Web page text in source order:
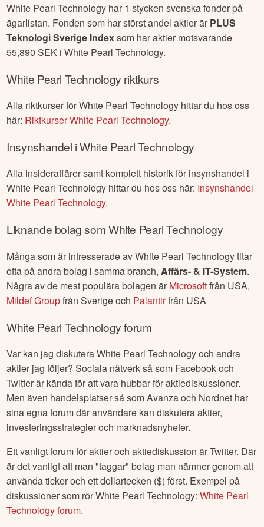
White Pearl Technology har 1 stycken svenska fonder på
ägarlistan. Fonden som har störst andel aktier är PLUS
Teknologi Sverige Indexsom har aktier motsvarande
55,890 SEK iWhite Pearl Technology.
White Pearl Technology riktkurs
Alla riktkurser förWhite Pearl Technology hittar du hos oss
här: RiktkurserWhite Pearl Technology.
Insynshandel iWhite Pearl Technology
Alla insideraffärer samt komplett historik för insynshandel i
White Pearl Technology hittar du hos oss här: Insynshandel
White Pearl Technology.
Liknande bolag somWhite Pearl Technology
Många som är intresserade avWhite Pearl Technologytitar
ofta på andra bolag i samma branch,Affärs- & IT-System.
Några av de mest populära bolagen är Microsoftfrån USA,
Mildef GroupfrånSverigeoch Palantirfrån USA
White Pearl Technologyforum
Var kan jag diskuteraWhite Pearl Technologyoch andra
aktier jag följer? Sociala nätverk så som Facebook och
Twitter är kända för att vara hubbar för aktiediskussioner.
Men även handelsplatser så som Avanza och Nordnet har
sina egna forum där användare kan diskutera aktier,
investeringsstrategier och marknadsnyheter.
Ett vanligt forum för aktier och aktiediskussion är Twitter. Där
är det vanligt att man "taggar" bolag man nämner genom att
använda ticker och ett dollartecken ($) först. Exempel på
diskussioner som rörWhite Pearl Technology:White Pearl
Technologyforum.